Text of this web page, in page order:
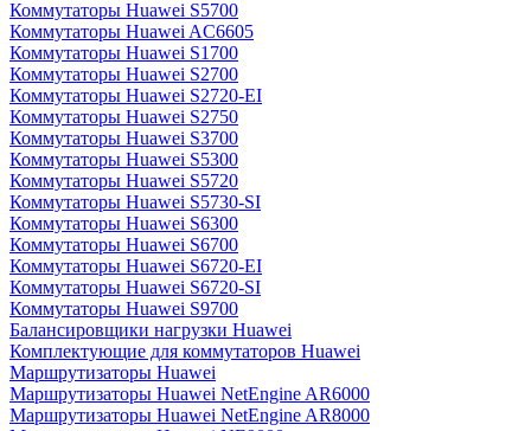
Коммутаторы Huawei S5700
Коммутаторы Huawei AC6605
Коммутаторы Huawei S1700
Коммутаторы Huawei S2700
Коммутаторы Huawei S2720-EI
Коммутаторы Huawei S2750
Коммутаторы Huawei S3700
Коммутаторы Huawei S5300
Коммутаторы Huawei S5720
Коммутаторы Huawei S5730-SI
Коммутаторы Huawei S6300
Коммутаторы Huawei S6700
Коммутаторы Huawei S6720-EI
Коммутаторы Huawei S6720-SI
Коммутаторы Huawei S9700
Балансировщики нагрузки Huawei
Комплектующие для коммутаторов Huawei
Маршрутизаторы Huawei
Маршрутизаторы Huawei NetEngine AR6000
Маршрутизаторы Huawei NetEngine AR8000